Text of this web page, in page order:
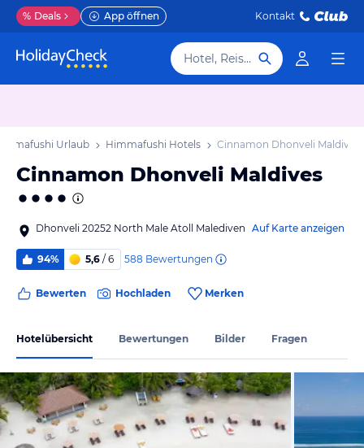
% Deals App öffnen Kontakt
Hotel, Reiseziel
Urlaub Himmafushi Hotels Cinnamon Dhonveli Maldives
Cinnamon Dhonveli Maldives
Dhonveli 20252 North Male Atoll Malediven Auf Karte anzeigen
94% 5,6 / 6 588 Bewertungen
Bewerten Hochladen Merken
Hotelübersicht Bewertungen Bilder Fragen